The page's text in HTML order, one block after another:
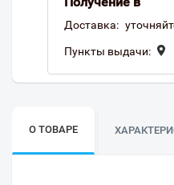
Доставка:
Пункты выдачи:
О ТОВАРЕ